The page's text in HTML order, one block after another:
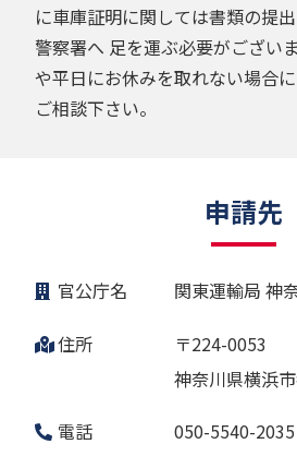
に車庫証明に関しては書類の提
警察署へ 足を運ぶ必要がござい
や平日にお休みを取れない場合
ご相談下さい。
申請先
官公庁名 関東運輸局 神
住所
〒224-0053
神奈川県横浜
電話
050-5540-2035